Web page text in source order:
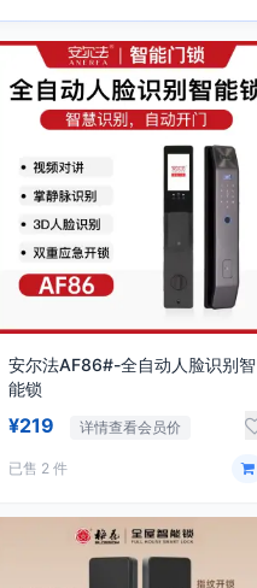
安尔法AF86#-全自动人脸识别智
能锁
¥219 详情查看会员价
已售 2 件